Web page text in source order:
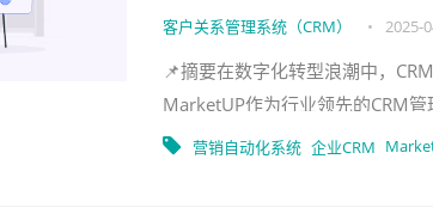
客户关系管理系统（CRM） • 2025-
📌摘要在数字化转型浪潮中，
MarketUP作为行业领先的CRM
合、自动化营销三大核心模块，
营销自动化系统 企业CRM